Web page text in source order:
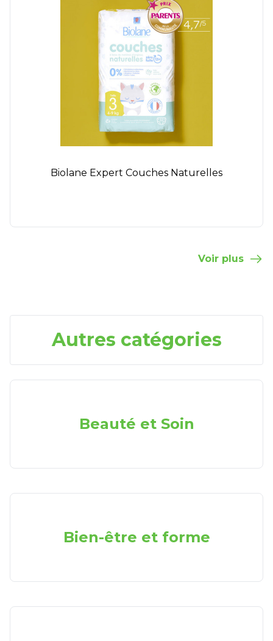
Biolane Expert Couches Naturelles
Voir plus
Autres catégories
Beauté et Soin
Bien-être et forme